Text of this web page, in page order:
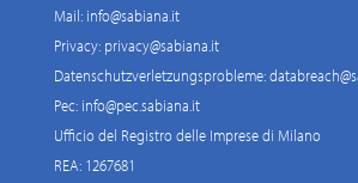
Mail: info@sabiana.it
Privacy: privacy@sabiana.it
Datenschutzverletzungsprobleme:
Pec: info@pec.sabiana.it
Ufficio del Registro delle Imprese di Milano
REA: 1267681